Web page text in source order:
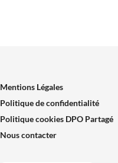
Mentions Légales
Politique de confidentialité
Politique cookies DPO Partagé
Nous contacter